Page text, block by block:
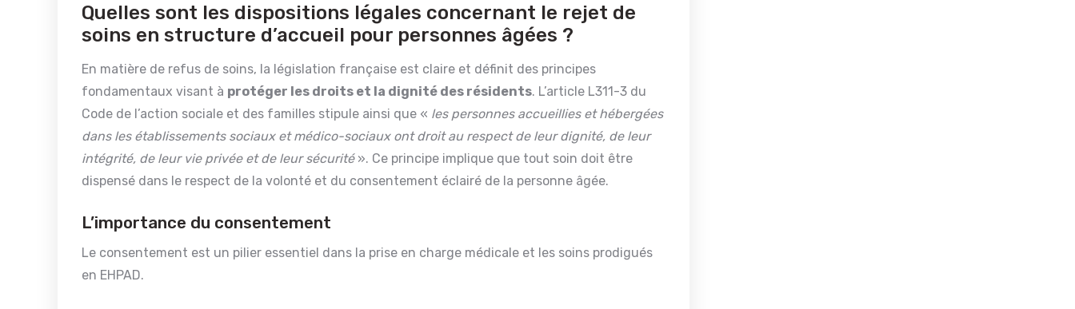
Quelles sont les dispositions légales concernant le rejet de
soins en structure d’accueil pour personnes âgées ?
En matière de refus de soins, la législation française est claire et définit des principes
fondamentaux visant à protéger les droits et la dignité des résidents. L’article L311-3 du
Code de l’action sociale et des familles stipule ainsi que « les personnes accueillies et hébergées
dans les établissements sociaux et médico-sociaux ont droit au respect de leur dignité, de leur
intégrité, de leur vie privée et de leur sécurité». Ce principe implique que tout soin doit être
dispensé dans le respect de la volonté et du consentement éclairé de la personne âgée.
L’importance du consentement
Le consentement est un pilier essentiel dans la prise en charge médicale et les soins prodigués
en EHPAD.